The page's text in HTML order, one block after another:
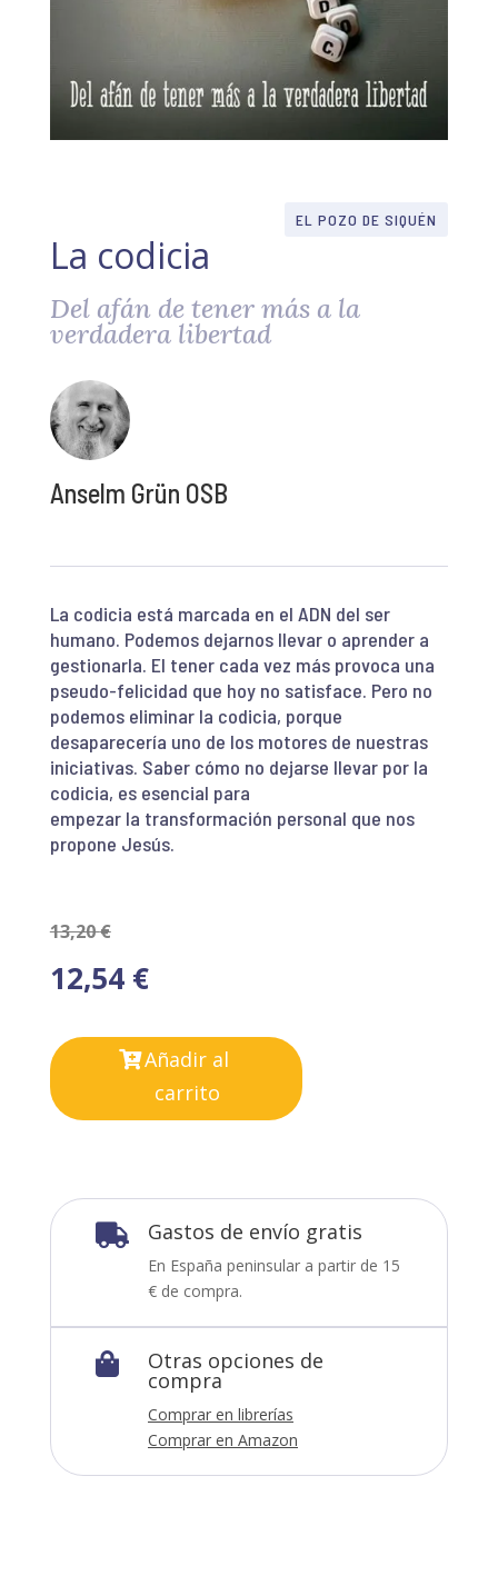
EL POZO DE SIQUÉN
La codicia
Del afán de tener más a la
verdadera libertad
Anselm Grün OSB
La codicia está marcada en el ADN del ser
humano. Podemos dejarnos llevar o aprender a
gestionarla. El tener cada vez más provoca una
pseudo-felicidad que hoy no satisface. Pero no
podemos eliminar la codicia, porque
desaparecería uno de los motores de nuestras
iniciativas. Saber cómo no dejarse llevar por la
codicia, es esencial para
empezar la transformación personal que nos
propone Jesús.
13,20€
12,54 €
Añadir al
carrito
 Gastos de envío gratis
En España peninsular a partir de 15
€ de compra.
 Otras opciones de
compra
Comprar en librerías
Comprar en Amazon